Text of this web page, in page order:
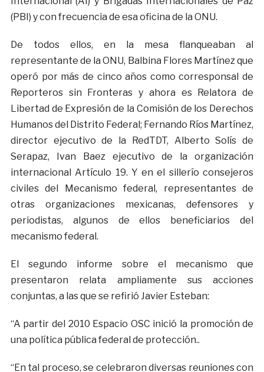
(PBI) y con frecuencia de esa oficina de la ONU.
De todos ellos, en la mesa flanqueaban al
representante de la ONU, Balbina Flores Martínez que
operó por más de cinco años como corresponsal de
Reporteros sin Fronteras y ahora es Relatora de
Libertad de Expresión de la Comisión de los Derechos
Humanos del Distrito Federal; Fernando Ríos Martínez,
director ejecutivo de la RedTDT, Alberto Solís de
Serapaz, Ivan Baez ejecutivo de la organización
internacional Artículo 19. Y en el sillerío consejeros
civiles del Mecanismo federal, representantes de
otras organizaciones mexicanas, defensores y
periodistas, algunos de ellos beneficiarios del
mecanismo federal.
El segundo informe sobre el mecanismo que
presentaron relata ampliamente sus acciones
conjuntas, a las que se refirió Javier Esteban:
“A partir del 2010 Espacio OSC inició la promoción de
una política pública federal de protección..
“En tal proceso, se celebraron diversas reuniones con